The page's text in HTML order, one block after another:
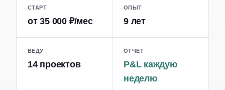
СТАРТ
от 35 000 ₽/мес
ОПЫТ
9 лет
ВЕДУ
14 проектов
ОТЧЁТ
P&L каждую
неделю